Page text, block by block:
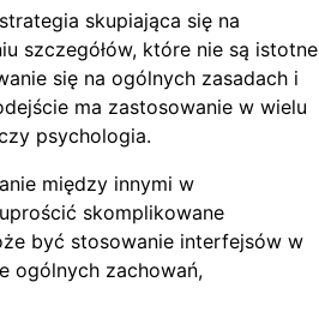
skupiająca się na
szczegółów, które nie są istotne
się na ogólnych zasadach i
ma zastosowanie w wielu
psychologia.
między innymi w
skomplikowane
być stosowanie interfejsów w
ogólnych zachowań,